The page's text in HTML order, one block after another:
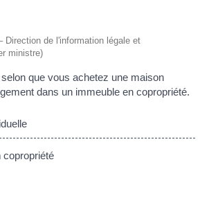
Direction de l'information légale et
ministre)
que vous achetez une maison
dans un immeuble en copropriété.
copropriété